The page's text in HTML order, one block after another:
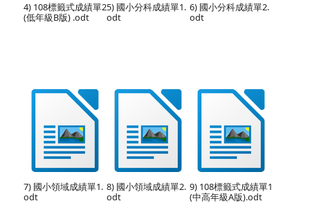
4) 108標籤式成績單2
(低年級B版) .odt
5) 國小分科成績單1.
odt
6) 國小分科成績單2.
odt
7) 國小領域成績單1.
odt
8) 國小領域成績單2.
odt
9) 108標籤式成績單1
(中高年級A版).odt